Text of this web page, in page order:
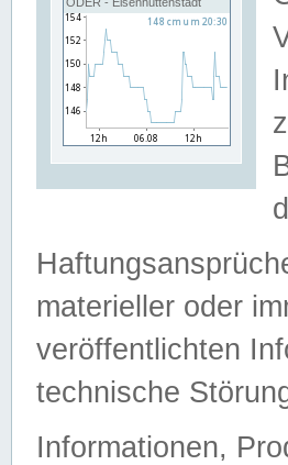
materieller oder
veröffentlichten
technische
Informationen,